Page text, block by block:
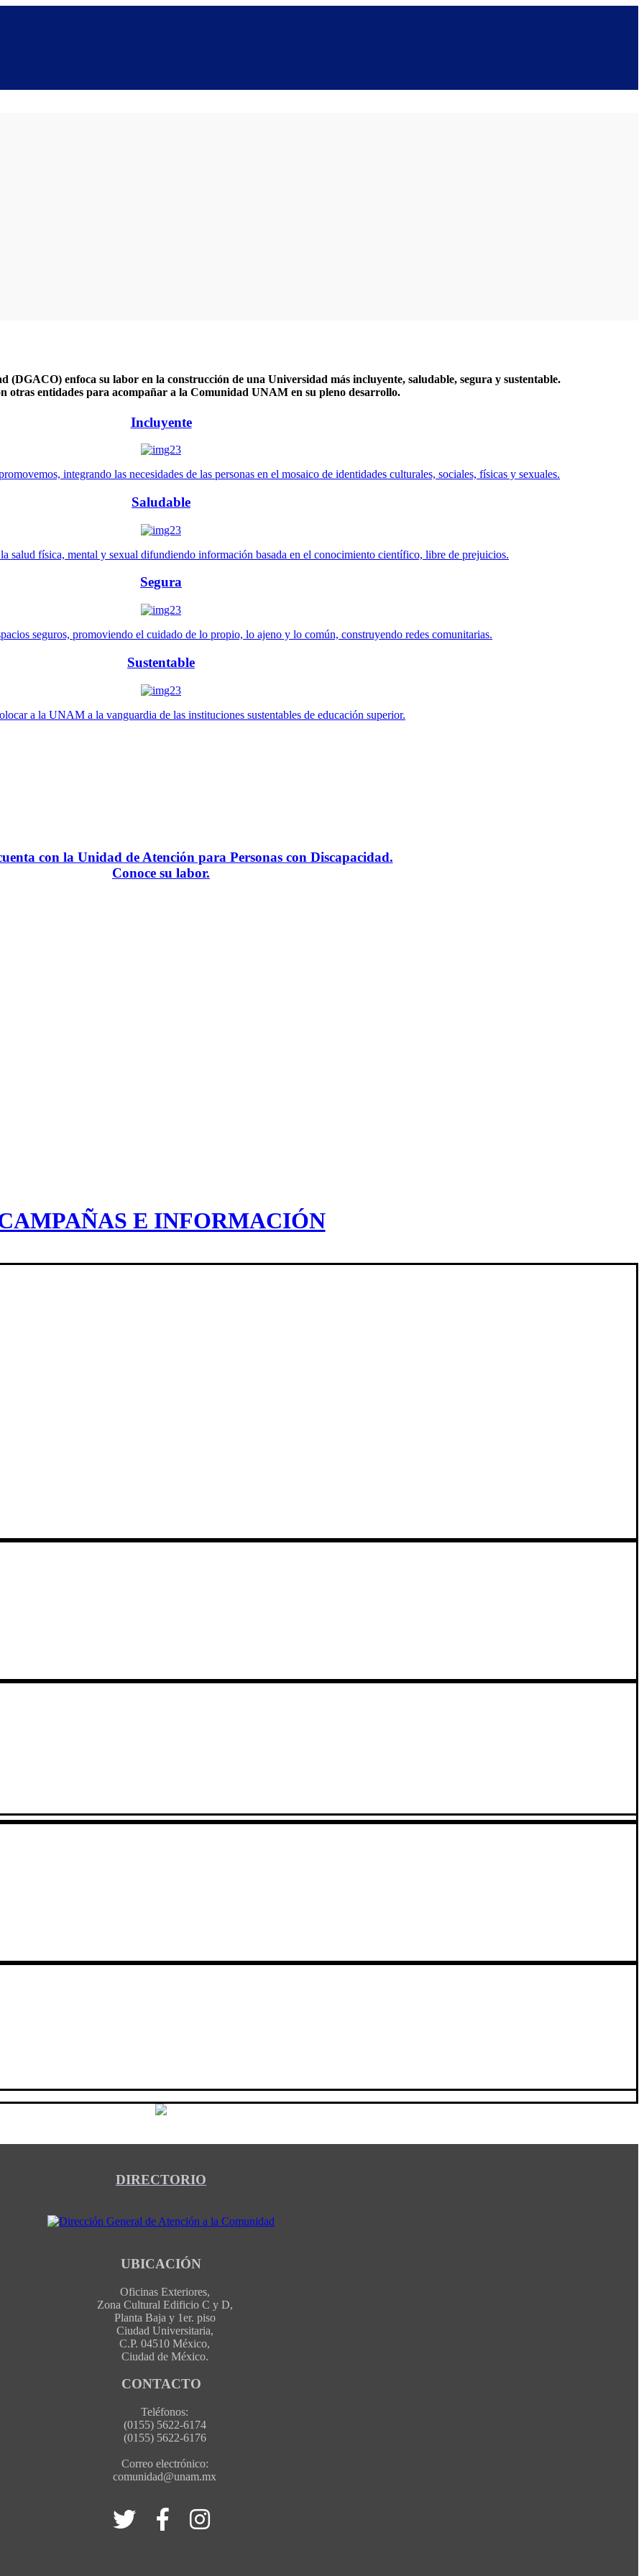
(DGACO) enfoca su labor en la construcción de una Universidad más incluyente, saludable, segura y sustentable.
otras entidades para acompañar a la Comunidad UNAM en su pleno desarrollo.
Incluyente
integrando las necesidades de las personas en el mosaico de identidades culturales, sociales, físicas y sexuales.
Saludable
salud física, mental y sexual difundiendo información basada en el conocimiento científico, libre de prejuicios.
Segura
seguros, promoviendo el cuidado de lo propio, lo ajeno y lo común, construyendo redes comunitarias.
Sustentable
a la UNAM a la vanguardia de las instituciones sustentables de educación superior.
con la Unidad de Atención para Personas con Discapacidad.
Conoce su labor.
E INFORMACIÓN
DIRECTORIO
UBICACIÓN
Oficinas Exteriores,
Zona Cultural Edificio C y D,
Planta Baja y 1er. piso
Ciudad Universitaria,
C.P. 04510 México,
Ciudad de México.
CONTACTO
Teléfonos:
(0155) 5622-6174
(0155) 5622-6176
Correo electrónico:
comunidad@unam.mx